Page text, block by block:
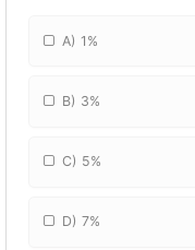
A) 1%
B) 3%
C) 5%
D) 7%